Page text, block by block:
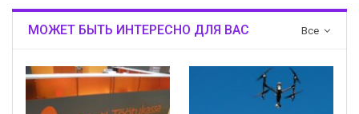
Все
МОЖЕТ БЫТЬ ИНТЕРЕСНО ДЛЯ ВАС